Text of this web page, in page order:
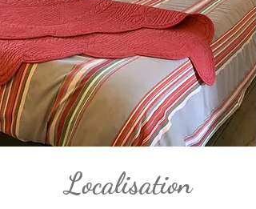
Localisation